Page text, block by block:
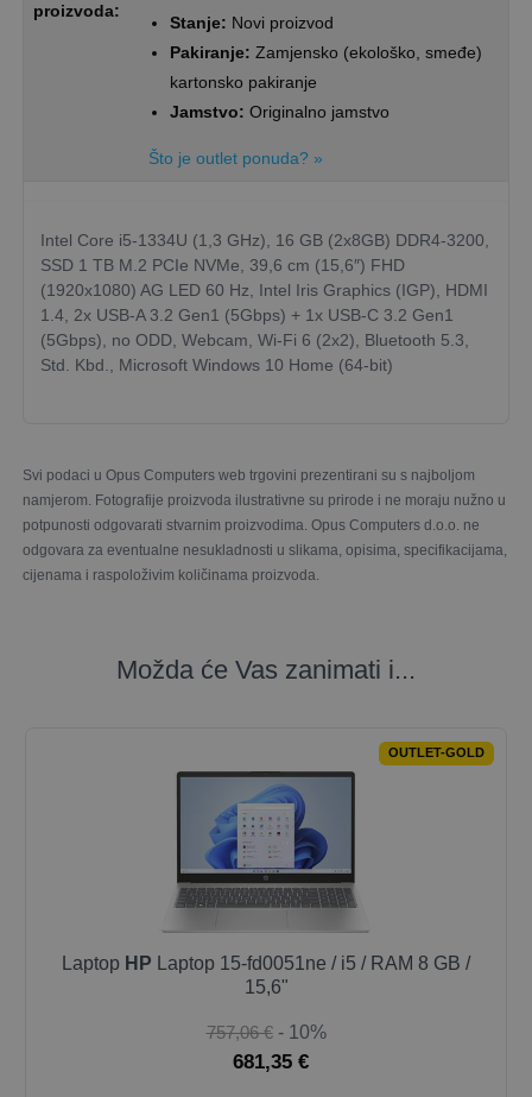
proizvoda:
Stanje: Novi proizvod
Pakiranje: Zamjensko (ekološko, smeđe)
kartonsko pakiranje
Jamstvo: Originalno jamstvo
Što je outlet ponuda? »
Intel Core i5-1334U (1,3 GHz), 16 GB (2x8GB) DDR4-3200,
SSD 1 TB M.2 PCIe NVMe, 39,6 cm (15,6″) FHD
(1920x1080) AG LED 60 Hz, Intel Iris Graphics (IGP), HDMI
1.4, 2x USB-A 3.2 Gen1 (5Gbps) + 1x USB-C 3.2 Gen1
(5Gbps), no ODD, Webcam, Wi-Fi 6 (2x2), Bluetooth 5.3,
Std. Kbd., Microsoft Windows 10 Home (64-bit)
Svi podaci u Opus Computers web trgovini prezentirani su s najboljom
namjerom. Fotografije proizvoda ilustrativne su prirode i ne moraju nužno u
potpunosti odgovarati stvarnim proizvodima. Opus Computers d.o.o. ne
odgovara za eventualne nesukladnosti u slikama, opisima, specifikacijama,
cijenama i raspoloživim količinama proizvoda.
Možda će Vas zanimati i...
OUTLET-GOLD
Laptop HP Laptop 15-fd0051ne / i5 / RAM 8 GB /
15,6"
757,06 € - 10%
681,35 €